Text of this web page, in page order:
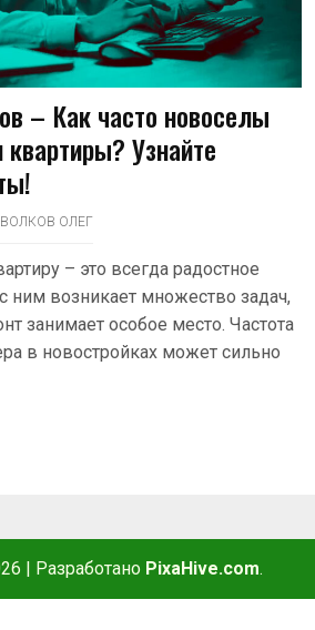
– Как часто новоселы
Узнайте
ВОЛКОВ ОЛЕГ
– это всегда радостное
ним возникает множество задач,
занимает особое место. Частота
в новостройках может сильно
Разработано PixaHive.com.